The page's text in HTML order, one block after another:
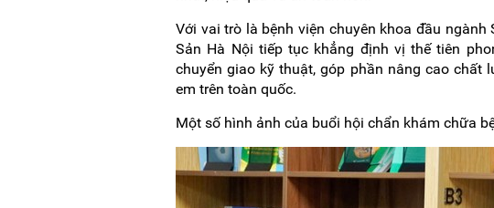
Với vai trò là bệnh viện chuyên khoa đầu ngành
Sản Hà Nội tiếp tục khẳng định vị thế tiên
chuyển giao kỹ thuật, góp phần nâng cao chất
em trên toàn quốc.
Một số hình ảnh của buổi hội chẩn khám chữa